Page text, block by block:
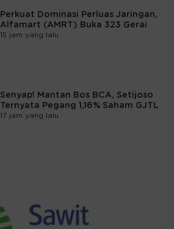
Perkuat Dominasi Perluas Jaringan,
Alfamart (AMRT) Buka 323 Gerai
15 jam yang lalu
Senyap! Mantan Bos BCA, Setijoso
Ternyata Pegang 1,16% Saham GJTL
17 jam yang lalu